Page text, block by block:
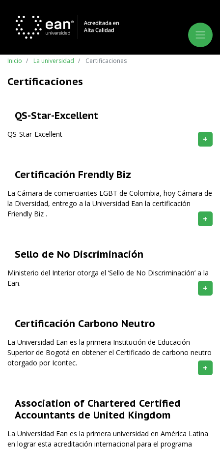
Inicio La universidad Certificaciones
Certificaciones
QS-Star-Excellent
QS-Star-Excellent +
Certificación Frendly Biz
La Cámara de comerciantes LGBT de Colombia, hoy Cámara de
la Diversidad, entrego a la Universidad Ean la certificación
Friendly Biz .
+
Sello de No Discriminación
Ministerio del Interior otorga el ‘Sello de No Discriminación’ a la
Ean.
+
Certificación Carbono Neutro
La Universidad Ean es la primera Institución de Educación
Superior de Bogotá en obtener el Certificado de carbono neutro
otorgado por Icontec.
+
Association of Chartered Certified
Accountants de United Kingdom
La Universidad Ean es la primera universidad en América Latina
en lograr esta acreditación internacional para el programa